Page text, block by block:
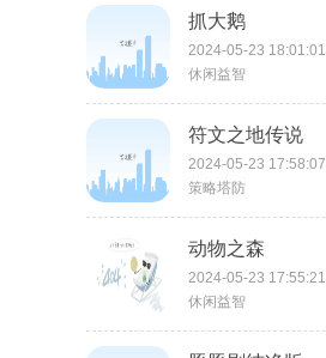
抓大鹅
2024-05-23 18:01:01
休闲益智
符文之地传说
2024-05-23 17:58:07
策略塔防
动物之森
2024-05-23 17:55:21
休闲益智